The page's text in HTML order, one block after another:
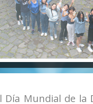
Día Mundial de la